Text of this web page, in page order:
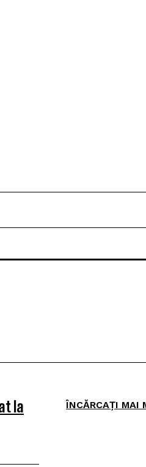
la
ÎNCĂRCAȚI MAI